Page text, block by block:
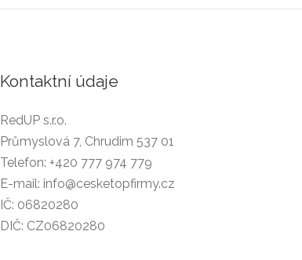
Kontaktní údaje
RedUP s.r.o.
Průmyslová 7, Chrudim 537 01
Telefon: +420 777 974 779
E-mail: info@cesketopfirmy.cz
IČ: 06820280
DIČ: CZ06820280